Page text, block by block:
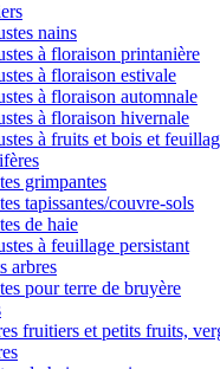
nains
à floraison printanière
à floraison estivale
à floraison automnale
à floraison hivernale
à fruits et bois et
grimpantes
tapissantes/couvre-sols
de haie
à feuillage persistant
arbres
pour terre de bruyère
fruitiers et petits fruits,